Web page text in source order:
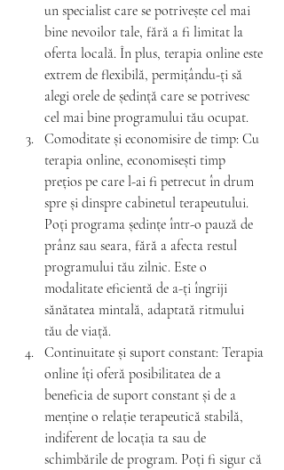
un specialist care se potrivește cel mai
bine nevoilor tale, fără a fi limitat la
oferta locală. În plus, terapia online este
extrem de flexibilă, permițându-ți să
alegi orele de ședință care se potrivesc
cel mai bine programului tău ocupat.
Comoditate și economisire de timp: Cu
terapia online, economisești timp
prețios pe care l-ai fi petrecut în drum
spre și dinspre cabinetul terapeutului.
Poți programa ședințe într-o pauză de
prânz sau seara, fără a afecta restul
programului tău zilnic. Este o
modalitate eficientă de a-ți îngriji
sănătatea mintală, adaptată ritmului
tău de viață.
Continuitate și suport constant: Terapia
online îți oferă posibilitatea de a
beneficia de suport constant și de a
menține o relație terapeutică stabilă,
indiferent de locația ta sau de
schimbările de program. Poți fi sigur că